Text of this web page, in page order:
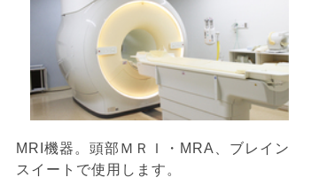
MRI機器。頭部ＭＲＩ・MRA、ブレイン
スイートで使用します。